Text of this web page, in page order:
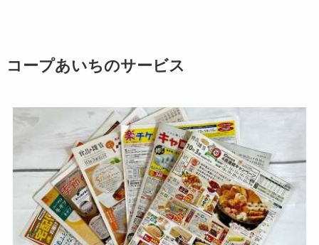
コープあいちのサービス